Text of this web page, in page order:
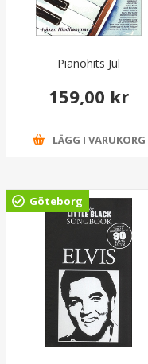
Pianohits Jul
159,00 kr
LÄGG I VARUKORG
Göteborg